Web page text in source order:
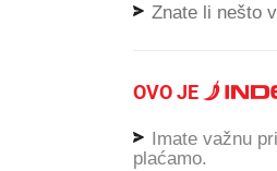
Znate li nešto
OVO JE
Imate važnu
plaćamo.